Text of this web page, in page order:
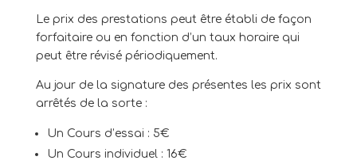
Le prix des prestations peut être établi de façon
forfaitaire ou en fonction d’un taux horaire qui
peut être révisé périodiquement.
Au jour de la signature des présentes les prix sont
arrêtés de la sorte :
Un Cours d’essai : 5€
Un Cours individuel : 16€